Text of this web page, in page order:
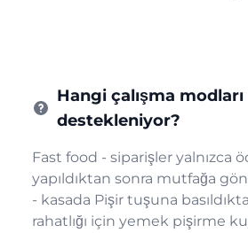
Hangi çalışma modları
destekleniyor?
Fast food - siparişler yalnızca
yapıldıktan sonra mutfağa
- kasada Pişir tuşuna
rahatlığı için yemek pişirme